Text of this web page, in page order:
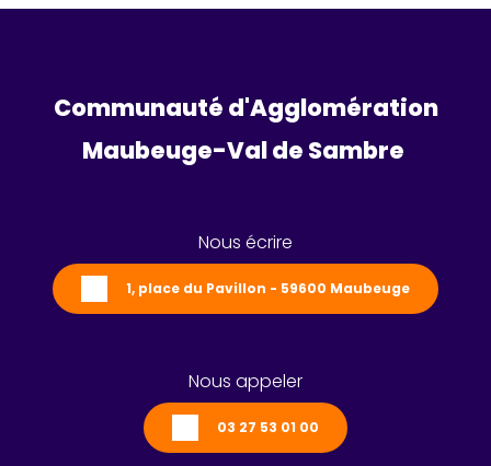
Communauté d'Agglomération
Maubeuge-Val de Sambre
Nous écrire
1, place du Pavillon - 59600 Maubeuge
Nous appeler
03 27 53 01 00